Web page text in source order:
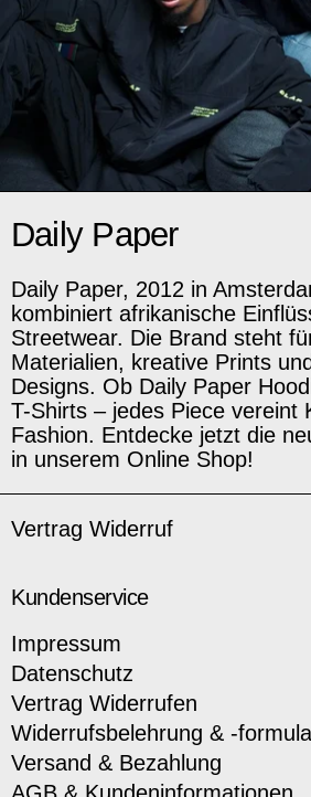
Daily Paper
Daily Paper, 2012 in
kombiniert afrikanische
Streetwear. Die Brand steht
Materialien, kreative Prints
Designs. Ob Daily Paper
T-Shirts – jedes Piece vereint
Fashion. Entdecke jetzt die
in unserem Online Shop!
Vertrag Widerruf
Kundenservice
Impressum
Datenschutz
Vertrag Widerrufen
Widerrufsbelehrung & -
Versand & Bezahlung